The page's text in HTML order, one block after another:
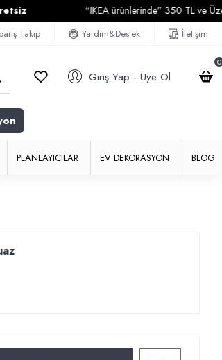
“IKEA ürünlerinde” 350 TL ve Üzeri
Takip Yardım&Destek İletişim
Giriş Yap - Üye Ol
0
PLANLAYICILAR EV DEKORASYON BLOG